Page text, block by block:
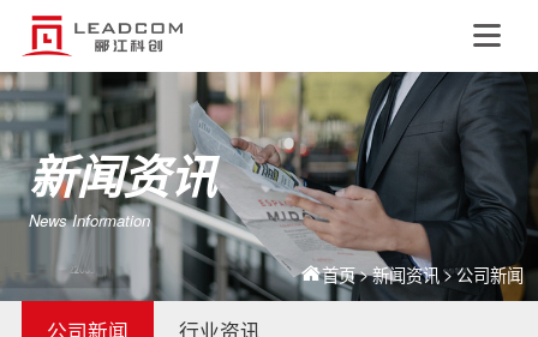
新闻资讯
News Information
首页>新闻资讯>公司新闻